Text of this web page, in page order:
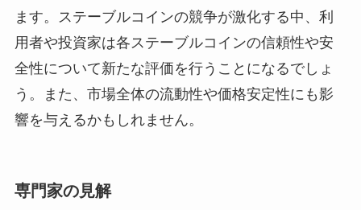
ます。ステーブルコインの競争が激化する中、利
用者や投資家は各ステーブルコインの信頼性や安
全性について新たな評価を行うことになるでしょ
う。また、市場全体の流動性や価格安定性にも影
響を与えるかもしれません。
専門家の見解